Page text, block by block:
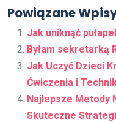
Powiązane
Jak uniknąć
Byłam sekretarką
Jak Uczyć Dzieci
Ćwiczenia i
Najlepsze Metody
Skuteczne